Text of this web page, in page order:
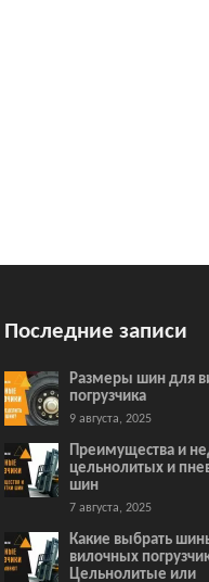
Последние записи
Размеры шин для
погрузчика
9 августа, 2025
Преимущества и
цельнолитых и
шин
7 августа, 2025
Какие выбрать
вилочных
Цельнолитые или